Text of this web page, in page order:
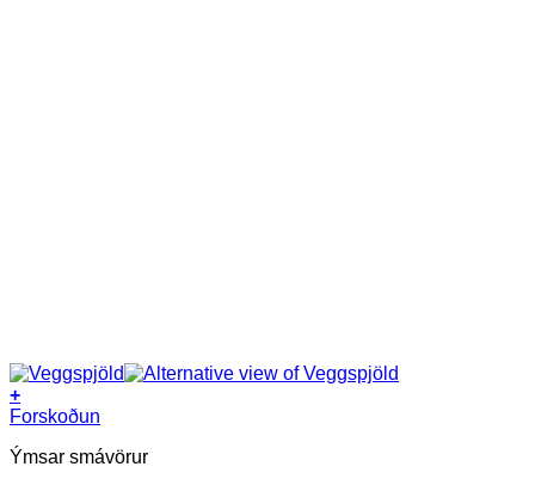
+
This
has
Forskoðun
Ýmsar smávörur